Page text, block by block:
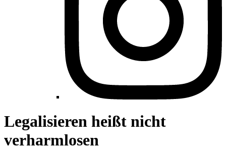
Legalisieren heißt nicht
verharmlosen